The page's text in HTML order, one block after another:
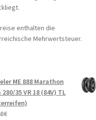
enthalten die
Mehrwertsteuer.
ME 888 Marathon
35 VR 18 (84V) TL
€